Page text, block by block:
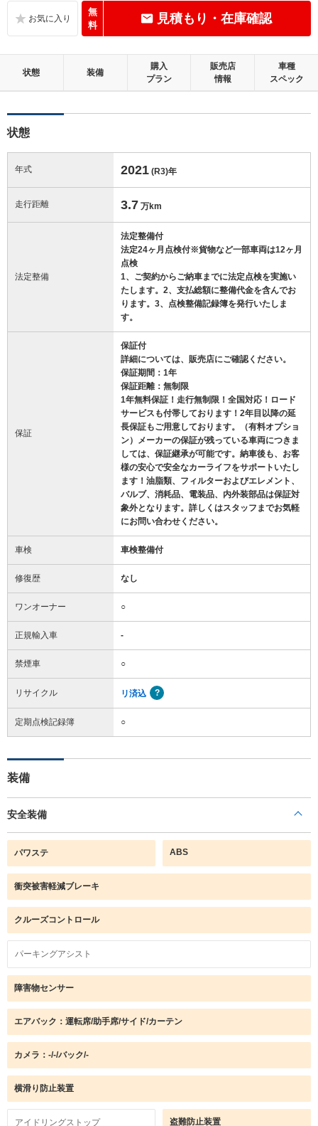
無
料
見積もり・在庫確認
状態 装備
購入
プラン
販売店
情報
車種
スペック
状態
年式 2021 (R3)年
走行距離 3.7 万km
法定整備
法定整備付
法定24ヶ月点検付※貨物など一部車両は12ヶ月
点検
1、ご契約からご納車までに法定点検を実施い
たします。2、支払総額に整備代金を含んでお
ります。3、点検整備記録簿を発行いたしま
す。
保証
保証付
詳細については、販売店にご確認ください。
保証期間：1年
保証距離：無制限
1年無料保証！走行無制限！全国対応！ロード
サービスも付帯しております！2年目以降の延
長保証もご用意しております。（有料オプショ
ン）メーカーの保証が残っている車両につきま
しては、保証継承が可能です。納車後も、お客
様の安心で安全なカーライフをサポートいたし
ます！油脂類、フィルターおよびエレメント、
バルブ、消耗品、電装品、内外装部品は保証対
象外となります。詳しくはスタッフまでお気軽
にお問い合わせください。
車検 車検整備付
修復歴 なし
ワンオーナー ○
正規輸入車 -
禁煙車 ○
リサイクル リ済込
定期点検記録簿 ○
装備
安全装備
パワステ ABS
衝突被害軽減ブレーキ
クルーズコントロール
パーキングアシスト
障害物センサー
エアバック：運転席/助手席/サイド/カーテン
カメラ：-/-/バック/-
横滑り防止装置
アイドリングストップ 盗難防止装置